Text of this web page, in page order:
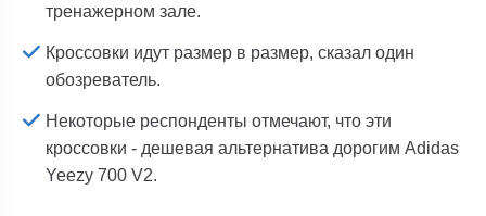
тренажерном зале.
Кроссовки идут размер в размер, сказал один
обозреватель.
Некоторые респонденты отмечают, что эти
кроссовки - дешевая альтернатива дорогим Adidas
Yeezy 700 V2.